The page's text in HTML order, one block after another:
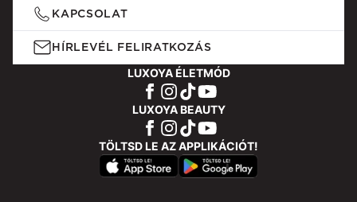
KAPCSOLAT
HÍRLEVÉL FELIRATKOZÁS
LUXOYA ÉLETMÓD
LUXOYA BEAUTY
TÖLTSD LE AZ APPLIKÁCIÓT!